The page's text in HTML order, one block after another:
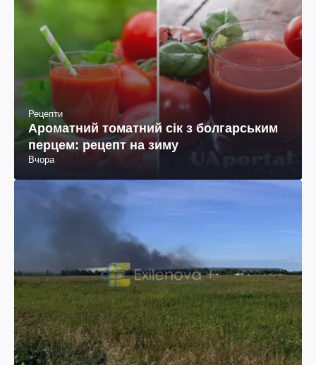
Рецепти
Ароматний томатний сік з болгарським
перцем: рецепт на зиму
Вчора